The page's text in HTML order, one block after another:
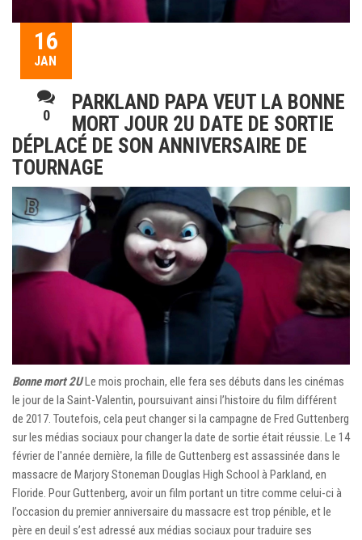
16
JAN
0
PARKLAND PAPA VEUT LA BONNE
MORT JOUR 2U DATE DE SORTIE
DÉPLACÉ DE SON ANNIVERSAIRE DE
TOURNAGE
Bonne mort 2ULe mois prochain, elle fera ses débuts dans les cinémas
le jour de la Saint-Valentin, poursuivant ainsi l’histoire du film différent
de 2017. Toutefois, cela peut changer si la campagne de Fred Guttenberg
sur les médias sociaux pour changer la date de sortie était réussie. Le 14
février de l'année dernière, la fille de Guttenberg est assassinée dans le
massacre de Marjory Stoneman Douglas High School à Parkland, en
Floride. Pour Guttenberg, avoir un film portant un titre comme celui-ci à
l’occasion du premier anniversaire du massacre est trop pénible, et le
père en deuil s’est adressé aux médias sociaux pour traduire ses